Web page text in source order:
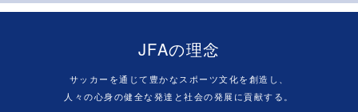
JFAの理念
サッカーを通じて豊かなスポーツ文化を創造し、
人々の心身の健全な発達と社会の発展に貢献する。